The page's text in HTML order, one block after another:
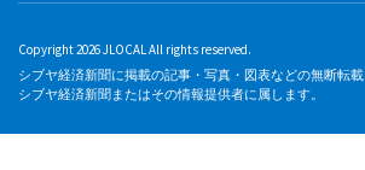
Copyright 2026 JLOCAL All rights reserved.
シブヤ経済新聞に掲載の記事・写真・図表などの無断転
シブヤ経済新聞またはその情報提供者に属します。